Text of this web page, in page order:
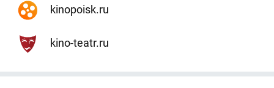
kinopoisk.ru
kino-teatr.ru